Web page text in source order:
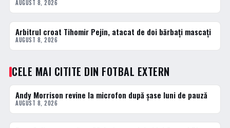
AUGUST 8, 2026
FOTBAL EXTERN
Arbitrul croat Tihomir Pejin, atacat de doi bărbați mascați
AUGUST 8, 2026
CELE MAI CITITE DIN FOTBAL EXTERN
1 · TOP
Andy Morrison revine la microfon după șase luni de pauză
AUGUST 8, 2026